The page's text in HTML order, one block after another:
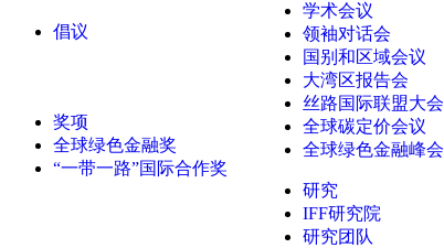
倡议
奖项
全球绿色金融奖
“一带一路”国际合作奖
学术会议
领袖对话会
国别和区域会议
大湾区报告会
丝路国际联盟大会
全球碳定价会议
全球绿色金融峰会
研究
IFF研究院
研究团队